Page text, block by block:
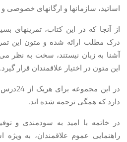
اساتید، سازمانها و ارگانهای خصوصی
از آنجا که در این کتاب، تمرینهای
درک مطلب ارائه شده و متون این
آشنا به زبان نیستند، سخت به نظر
این متون در اختیار علاقمندان قرار گیرد.
دارد که همگی ترجمه شده اند.
در خاتمه با امید به سودمندی و
راهنمایی عموم علاقمندان، به